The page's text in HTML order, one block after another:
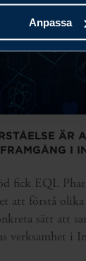
Anpassa
ÄR
I
fick EQL
att förstå
sätt att
verksamhet i